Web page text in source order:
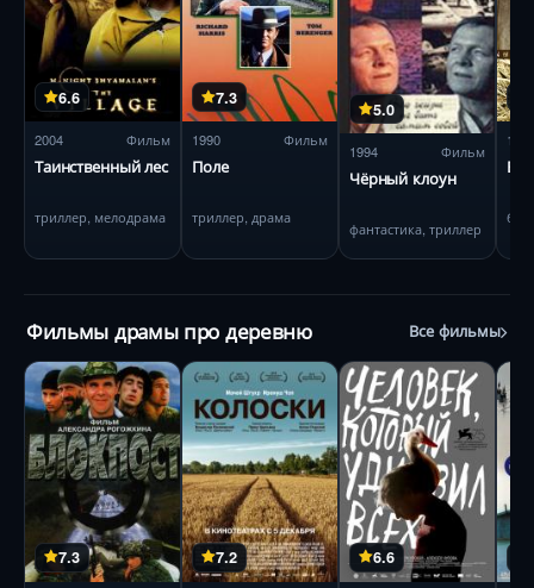
6.6
2004 Фильм
Таинственный лес
триллер, мелодрама
7.3
1990 Фильм
Поле
триллер, драма
5.0
1994 Фильм
Чёрный клоун
фантастика, триллер
1971
Фильмы драмы про деревню Все фильмы
7.3 7.2 6.6